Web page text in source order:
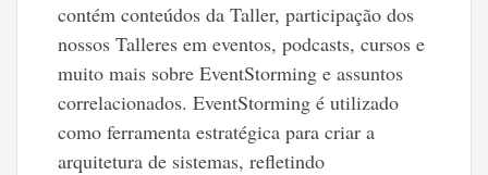
contém conteúdos da Taller, participação dos
nossos Talleres em eventos, podcasts, cursos e
muito mais sobre EventStorming e assuntos
correlacionados. EventStorming é utilizado
como ferramenta estratégica para criar a
arquitetura de sistemas, refletindo